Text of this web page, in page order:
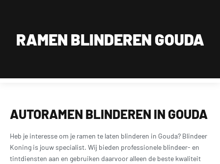
RAMEN BLINDEREN GOUDA
AUTORAMEN BLINDEREN IN GOUDA
Heb je interesse om je ramen te laten blinderen in Gouda? Blindeer
Koning is jouw specialist. Wij bieden professionele blindeer- en
tintdiensten aan en gebruiken daarvoor alleen de beste kwaliteit